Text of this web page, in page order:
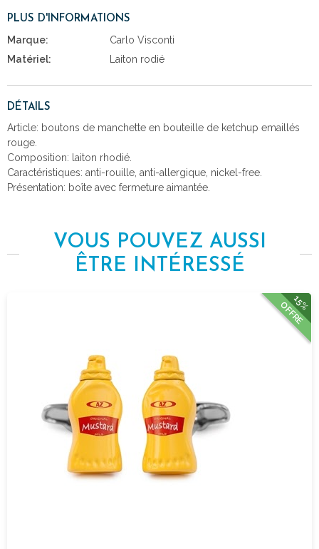
PLUS D'INFORMATIONS
Marque:
Carlo Visconti
Matériel:
Laiton rodié
DÉTAILS
Article: boutons de manchette en bouteille de ketchup emaillés
rouge.
Composition: laiton rhodié.
Caractéristiques: anti-rouille, anti-allergique, nickel-free.
Présentation: boîte avec fermeture aimantée.
VOUS POUVEZ AUSSI
ÊTRE INTÉRESSÉ
15%
OFFRE